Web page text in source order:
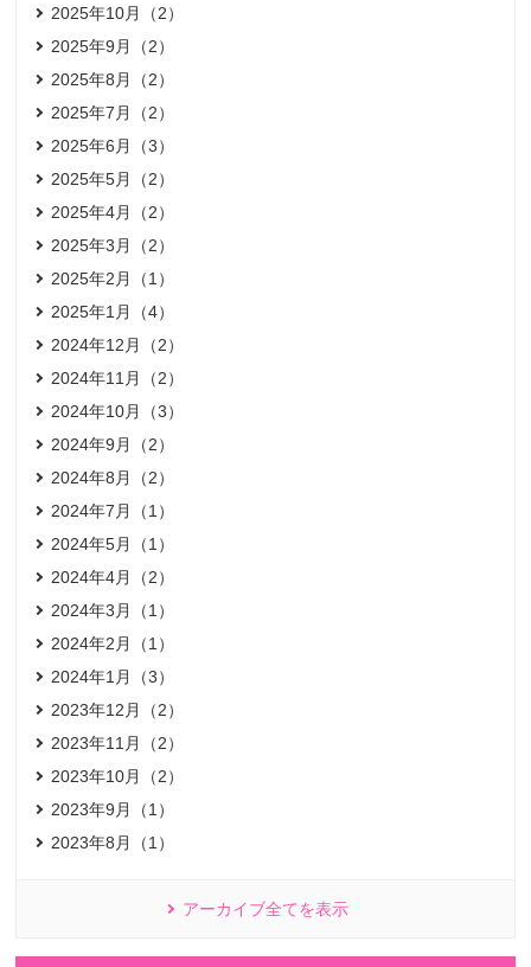
2025年10月（2）
2025年9月（2）
2025年8月（2）
2025年7月（2）
2025年6月（3）
2025年5月（2）
2025年4月（2）
2025年3月（2）
2025年2月（1）
2025年1月（4）
2024年12月（2）
2024年11月（2）
2024年10月（3）
2024年9月（2）
2024年8月（2）
2024年7月（1）
2024年5月（1）
2024年4月（2）
2024年3月（1）
2024年2月（1）
2024年1月（3）
2023年12月（2）
2023年11月（2）
2023年10月（2）
2023年9月（1）
2023年8月（1）
アーカイブ全てを表示